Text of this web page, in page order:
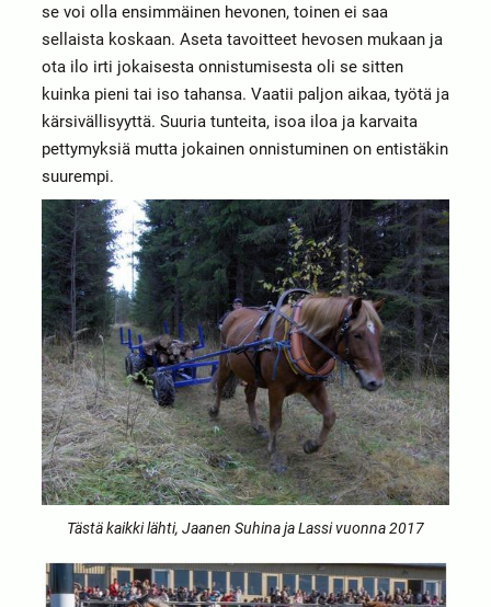
se voi olla ensimmäinen hevonen, toinen ei saa
sellaista koskaan. Aseta tavoitteet hevosen mukaan ja
ota ilo irti jokaisesta onnistumisesta oli se sitten
kuinka pieni tai iso tahansa. Vaatii paljon aikaa, työtä ja
kärsivällisyyttä. Suuria tunteita, isoa iloa ja karvaita
pettymyksiä mutta jokainen onnistuminen on entistäkin
suurempi.
Tästä kaikki lähti, Jaanen Suhina ja Lassi vuonna 2017